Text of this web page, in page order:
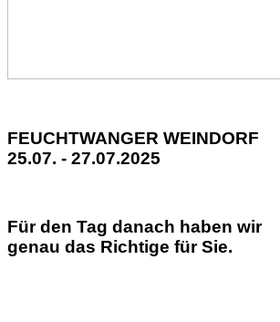
FEUCHTWANGER WEINDORF
25.07. - 27.07.2025
Für den Tag danach haben wir
genau das Richtige für Sie.